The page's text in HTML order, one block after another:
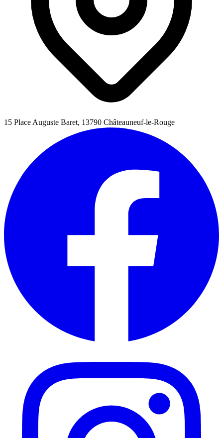
15 Place Auguste Baret, 13790 Châteauneuf-le-Rouge